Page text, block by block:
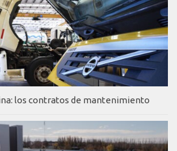
los contratos de mantenimiento